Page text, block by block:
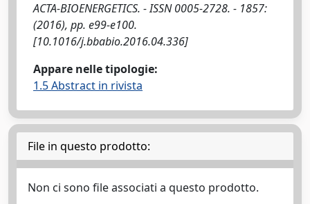
ACTA-BIOENERGETICS. - ISSN 0005-2728. - 1857:
(2016), pp. e99-e100.
[10.1016/j.bbabio.2016.04.336]
Appare nelle tipologie:
1.5 Abstract in rivista
File in questo prodotto:
Non ci sono file associati a questo prodotto.